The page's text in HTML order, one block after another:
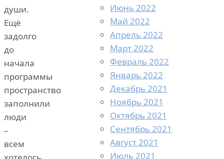
души.
Ещё
задолго
до
начала
программы
пространство
заполнили
люди
–
всем
Июнь 2022
Май 2022
Апрель 2022
Март 2022
Февраль 2022
Январь 2022
Декабрь 2021
Ноябрь 2021
Октябрь 2021
Сентябрь 2021
Август 2021
Июль 2021